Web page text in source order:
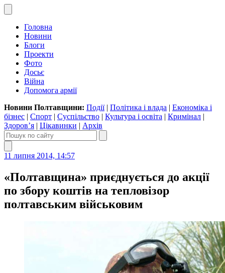
Головна
Новини
Блоги
Проекти
Фото
Досьє
Війна
Допомога армії
Новини Полтавщини: Події| Політика і влада | Економіка і
бізнес | Спорт | Суспільство | Культура і освіта | Кримінал |
Здоров’я | Цікавинки | Архів
11 липня 2014, 14:57
«Полтавщина» приєднується до акції
по збору коштів на тепловізор
полтавським військовим